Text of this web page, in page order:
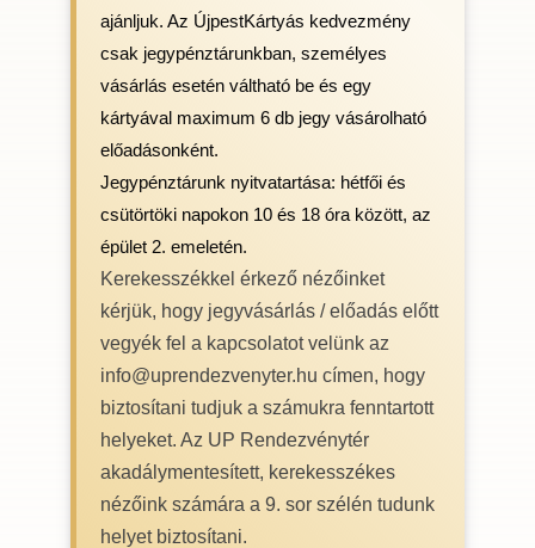
ajánljuk. Az ÚjpestKártyás kedvezmény
csak jegypénztárunkban, személyes
vásárlás esetén váltható be és egy
kártyával maximum 6 db jegy vásárolható
előadásonként.
Jegypénztárunk nyitvatartása: hétfői és
csütörtöki napokon 10 és 18 óra között, az
épület 2. emeletén.
Kerekesszékkel érkező nézőinket
kérjük, hogy jegyvásárlás / előadás előtt
vegyék fel a kapcsolatot velünk az
info@uprendezvenyter.hu címen, hogy
biztosítani tudjuk a számukra fenntartott
helyeket. Az UP Rendezvénytér
akadálymentesített, kerekesszékes
nézőink számára a 9. sor szélén tudunk
helyet biztosítani.